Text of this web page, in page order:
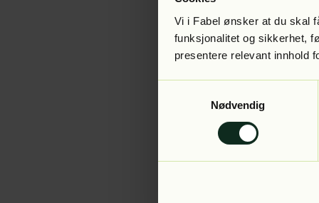
Vi i Fabel ønsker at du skal
funksjonalitet og sikkerhet,
presentere relevant innhold
Nødvendig
Application